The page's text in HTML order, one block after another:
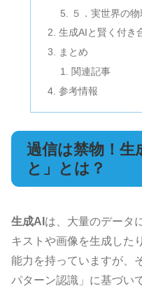
５．実世界の
生成AIと賢く付き
まとめ
関連記事
参考情報
過信は禁物！生
と」とは？
生成AI は、大量のデータ
キストや画像を生成した
能力を持っていますが、
パターン認識」に基づい